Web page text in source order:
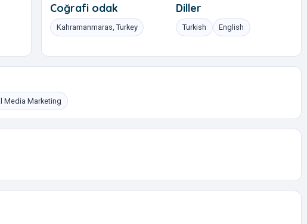
Coğrafi odak
Kahramanmaras, Turkey
Diller
Turkish English
Media Marketing